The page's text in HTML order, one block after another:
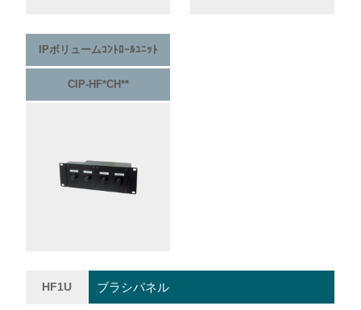
IPボリュームｺﾝﾄﾛｰﾙﾕﾆｯﾄ
CIP-HF*CH**
HF1U ブラシパネル